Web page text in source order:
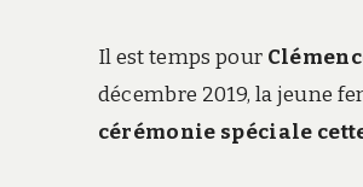
Il est temps pour
décembre 2019, la jeune
cérémonie spéciale